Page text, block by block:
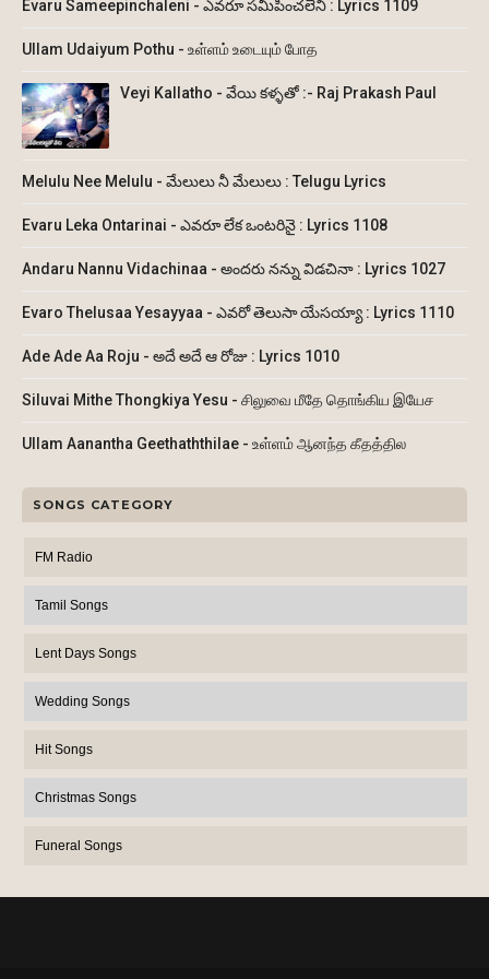
Evaru Sameepinchaleni - ఎవరూ సమీపించలేని : Lyrics 1109
Ullam Udaiyum Pothu - உள்ளம் உடையும் போத
Veyi Kallatho - వేయి కళ్ళతో :- Raj Prakash Paul
Melulu Nee Melulu - మేలులు నీ మేలులు : Telugu Lyrics
Evaru Leka Ontarinai - ఎవరూ లేక ఒంటరినై : Lyrics 1108
Andaru Nannu Vidachinaa - అందరు నన్ను విడచినా : Lyrics 1027
Evaro Thelusaa Yesayyaa - ఎవరో తెలుసా యేసయ్యా : Lyrics 1110
Ade Ade Aa Roju - అదే అదే ఆ రోజు : Lyrics 1010
Siluvai Mithe Thongkiya Yesu - சிலுவை மீதே தொங்கிய இயேச
Ullam Aanantha Geethaththilae - உள்ளம் ஆனந்த கீதத்தில
SONGS CATEGORY
FM Radio
Tamil Songs
Lent Days Songs
Wedding Songs
Hit Songs
Christmas Songs
Funeral Songs